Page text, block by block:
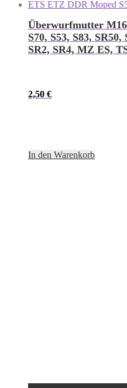
Überwurfmutter
S70, S53, S83,
SR2, SR4, MZ ES,
2,50 €
In den Warenkorb